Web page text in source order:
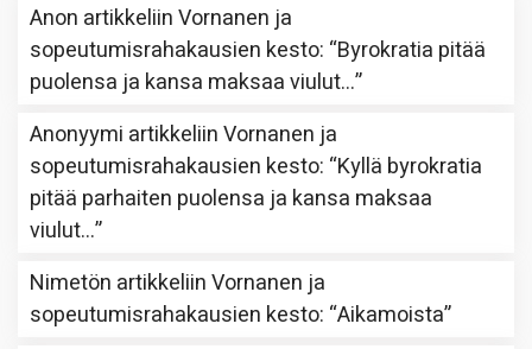
Anon artikkeliinVornanen ja
sopeutumisrahakausien kesto: “Byrokratia pitää
puolensa ja kansa maksaa viulut…”
Anonyymi artikkeliinVornanen ja
sopeutumisrahakausien kesto: “Kyllä byrokratia
pitää parhaiten puolensa ja kansa maksaa
viulut…”
Nimetön artikkeliinVornanen ja
sopeutumisrahakausien kesto: “Aikamoista”